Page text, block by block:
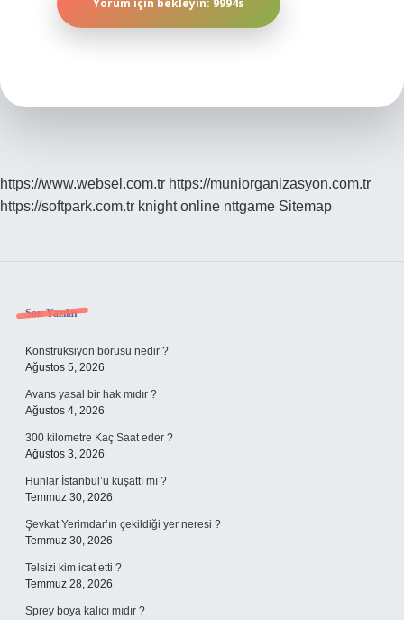
https://www.websel.com.tr https://muniorganizasyon.com.tr
https://softpark.com.tr knight online nttgame Sitemap
Sidebar
Son Yazılar
Konstrüksiyon borusu nedir ?
Ağustos 5, 2026
Avans yasal bir hak mıdır ?
Ağustos 4, 2026
300 kilometre Kaç Saat eder ?
Ağustos 3, 2026
Hunlar İstanbul’u kuşattı mı ?
Temmuz 30, 2026
Şevkat Yerimdar’ın çekildiği yer neresi ?
Temmuz 30, 2026
Telsizi kim icat etti ?
Temmuz 28, 2026
Sprey boya kalıcı mıdır ?